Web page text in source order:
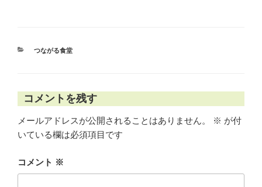
カ
ー
つながる食堂
コメントを残す
メールアドレスが公開されることはありません。 ※ が付
いている欄は必須項目です
コメント ※